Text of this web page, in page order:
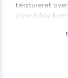
tekstureret
giver både
tilbyder Luirix